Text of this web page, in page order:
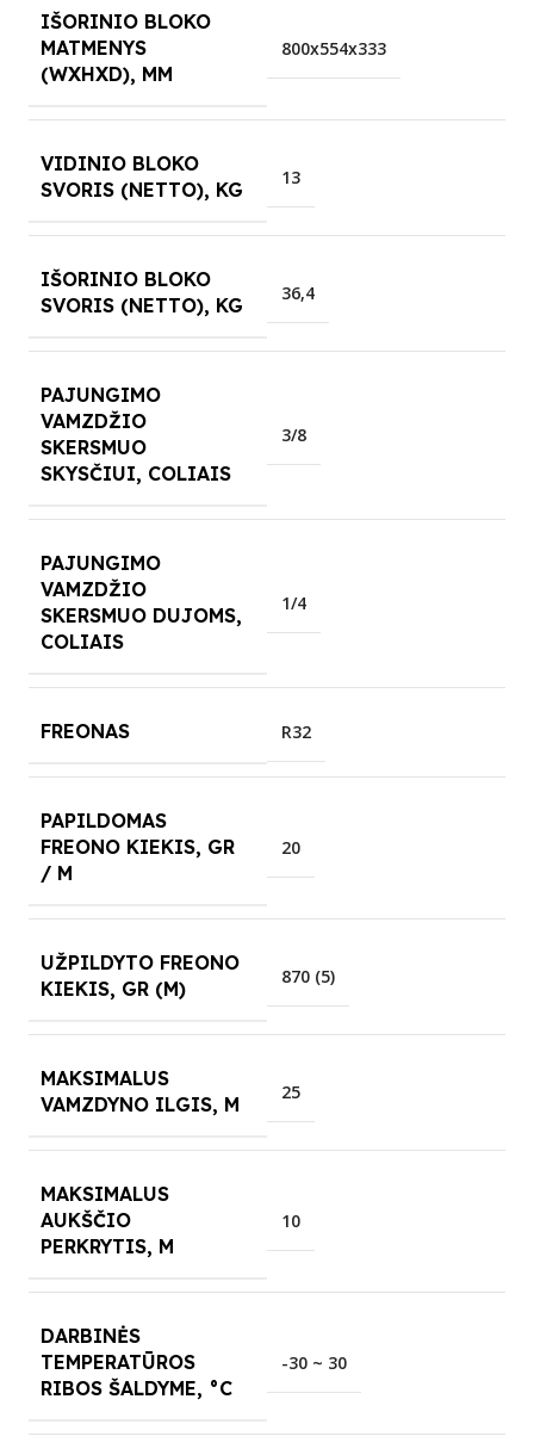
IŠORINIO BLOKO
MATMENYS
(WXHXD), MM
800x554x333
VIDINIO BLOKO
SVORIS (NETTO), KG
13
IŠORINIO BLOKO
SVORIS (NETTO), KG
36,4
PAJUNGIMO
VAMZDŽIO
SKERSMUO
SKYSČIUI, COLIAIS
3/8
PAJUNGIMO
VAMZDŽIO
SKERSMUO DUJOMS,
COLIAIS
1/4
FREONAS R32
PAPILDOMAS
FREONO KIEKIS, GR
/ M
20
UŽPILDYTO FREONO
KIEKIS, GR (M)
870 (5)
MAKSIMALUS
VAMZDYNO ILGIS, M
25
MAKSIMALUS
AUKŠČIO
PERKRYTIS, M
10
DARBINĖS
TEMPERATŪROS
RIBOS ŠALDYME, °C
-30 ~ 30